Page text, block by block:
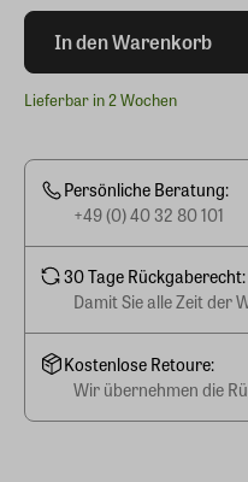
In den Warenkorb
Lieferbar in 2 Wochen
Persönliche Beratung:
+49 (0) 40 32 80 101
30 Tage Rückgaberecht:
Damit Sie alle Zeit der
Kostenlose Retoure:
Wir übernehmen die